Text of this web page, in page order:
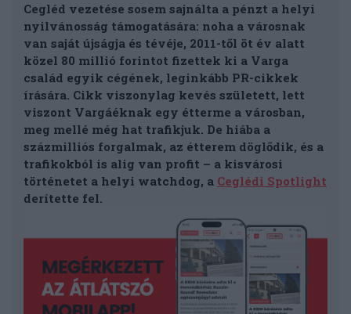
Cegléd vezetése sosem sajnálta a pénzt a helyi
nyilvánosság támogatására: noha a városnak
van saját újságja és tévéje, 2011-től öt év alatt
közel 80 millió forintot fizettek ki a Varga
család egyik cégének, leginkább PR-cikkek
írására. Cikk viszonylag kevés született, lett
viszont Vargáéknak egy étterme a városban,
meg mellé még hat trafikjuk. De hiába a
százmilliós forgalmak, az étterem döglődik, és a
trafikokból is alig van profit – a kisvárosi
történetet a helyi watchdog, a Ceglédi Spotlight
derítette fel.